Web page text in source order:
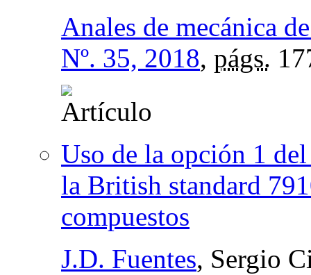
Anales de mecánica
Nº. 35, 2018, págs.
Uso de la opción 1
la British standard
compuestos
J.D. Fuentes, Sergio